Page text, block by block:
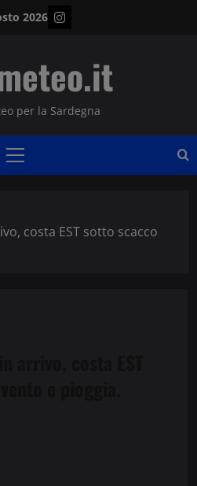
2026 Instagram
per la Sardegna
Menu
costa EST sotto scacco